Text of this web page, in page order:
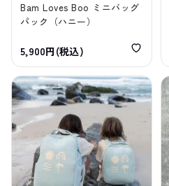
Bam Loves Boo ミニバッグ
パック（ハニー）
5,900円(税込)